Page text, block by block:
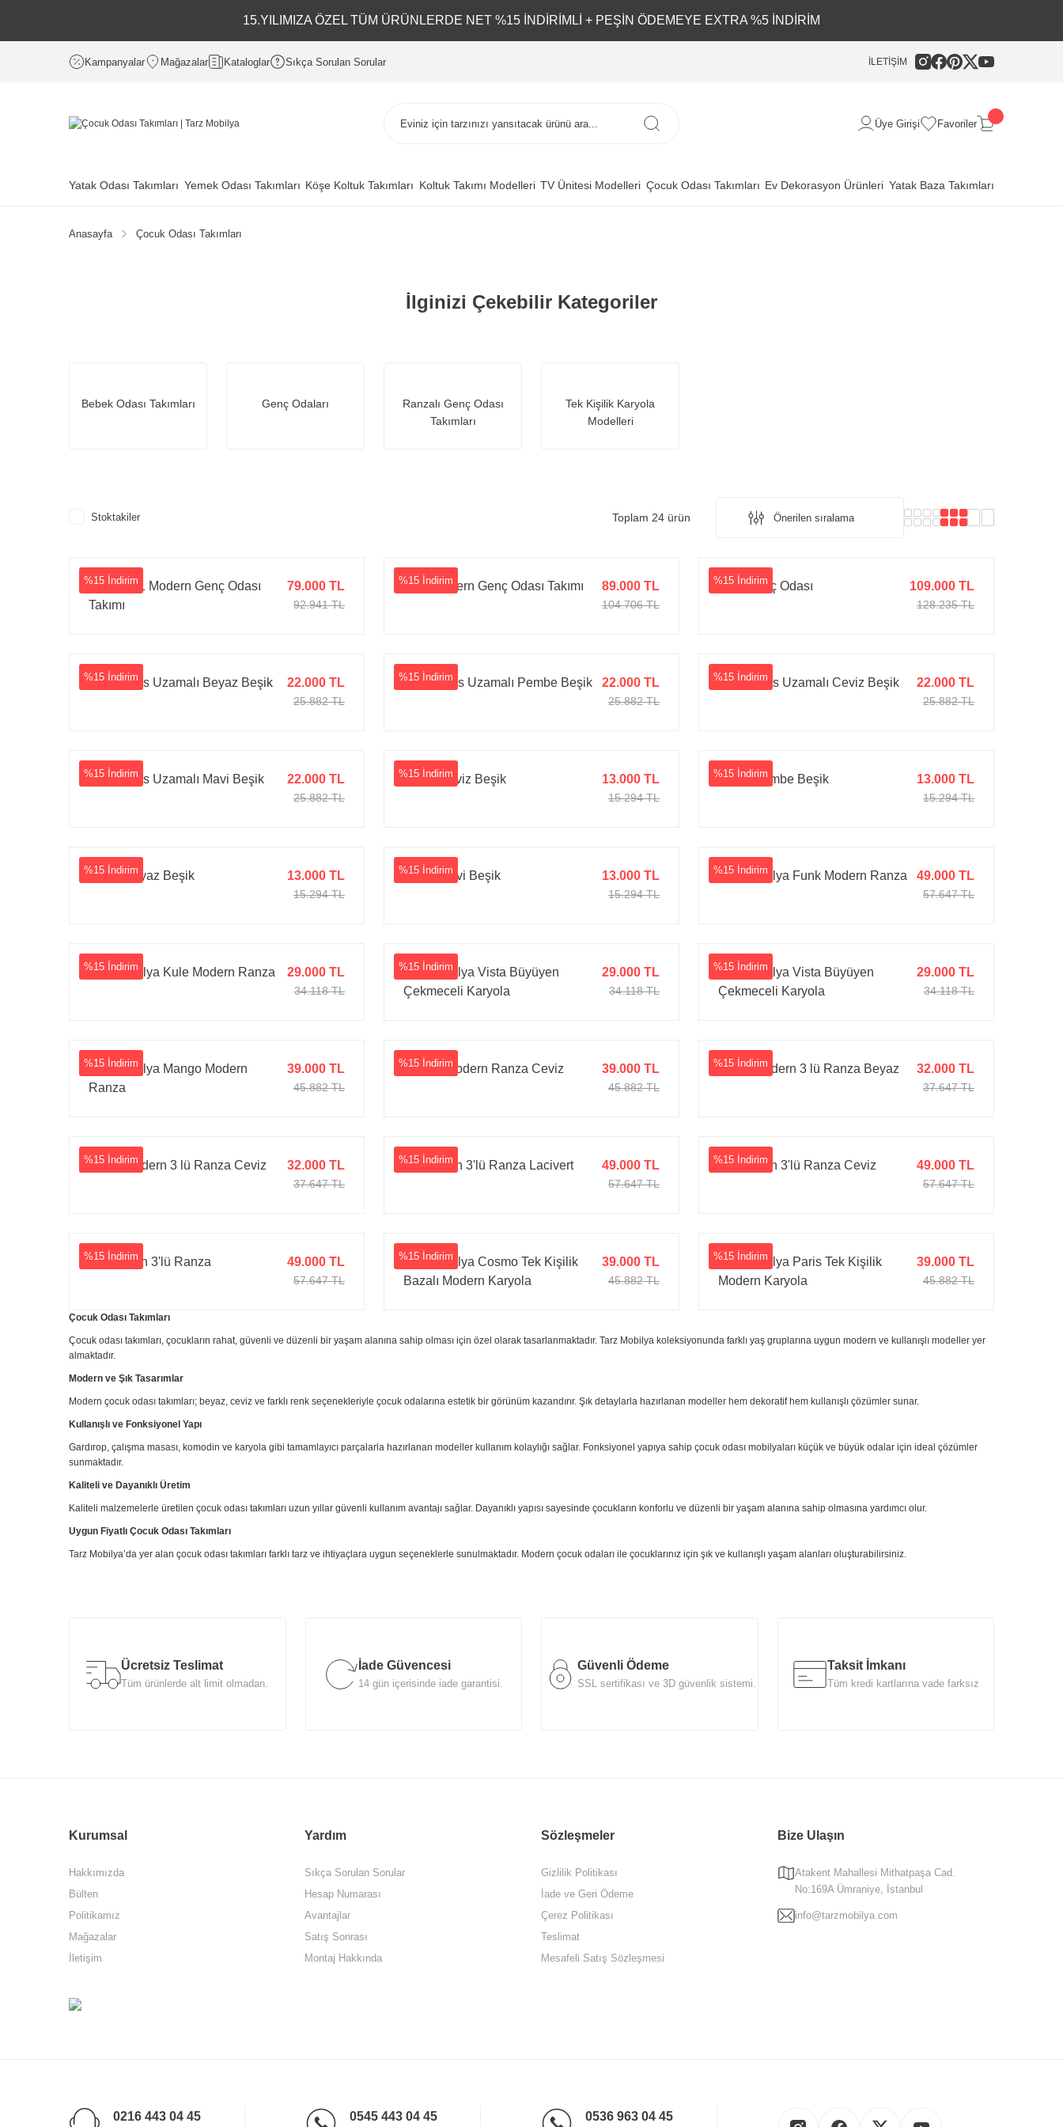
15.YILIMIZA ÖZEL TÜM ÜRÜNLERDE NET %15 İNDİRİMLİ + PEŞİN ÖDEMEYE EXTRA %5 İNDİRİM
Kampanyalar Mağazalar Kataloglar Sıkça Sorulan Sorular İLETİŞİM
Üye Girişi Favoriler
Yatak Odası Takımları Yemek Odası Takımları Köşe Koltuk Takımları Koltuk Takımı Modelleri TV Ünitesi Modelleri Çocuk Odası Takımları Ev Dekorasyon Ürünleri Yatak Baza Takımları
Anasayfa Çocuk Odası Takımları
İlginizi Çekebilir Kategoriler
Bebek Odası Takımları Genç Odaları
Ranzalı Genç Odası
Takımları
Tek Kişilik Karyola
Modelleri
Stoktakiler Toplam 24 ürün
%15 İndirim
Formula 1 Modern Genç Odası
Takımı
79.000 TL
92.941 TL
%15 İndirim
Suzi Modern Genç Odası Takımı 89.000 TL
104.706 TL
%15 İndirim
Enki Genç Odası 109.000 TL
128.235 TL
%15 İndirim
Ayata Plus Uzamalı Beyaz Beşik 22.000 TL
25.882 TL
%15 İndirim
Ayata Plus Uzamalı Pembe Beşik 22.000 TL
25.882 TL
%15 İndirim
Ayata Plus Uzamalı Ceviz Beşik 22.000 TL
25.882 TL
%15 İndirim
Ayata Plus Uzamalı Mavi Beşik 22.000 TL
25.882 TL
%15 İndirim
Ayata Ceviz Beşik 13.000 TL
15.294 TL
%15 İndirim
Ayata Pembe Beşik 13.000 TL
15.294 TL
%15 İndirim
Ayata Beyaz Beşik 13.000 TL
15.294 TL
%15 İndirim
Ayata Mavi Beşik 13.000 TL
15.294 TL
%15 İndirim
Tarz Mobilya Funk Modern Ranza 49.000 TL
57.647 TL
%15 İndirim
Tarz Mobilya Kule Modern Ranza 29.000 TL
34.118 TL
%15 İndirim
Tarz Mobilya Vista Büyüyen
Çekmeceli Karyola
29.000 TL
34.118 TL
%15 İndirim
Tarz Mobilya Vista Büyüyen
Çekmeceli Karyola
29.000 TL
34.118 TL
%15 İndirim
Tarz Mobilya Mango Modern
Ranza
39.000 TL
45.882 TL
%15 İndirim
Mango Modern Ranza Ceviz 39.000 TL
45.882 TL
%15 İndirim
Lunar Modern 3 lü Ranza Beyaz 32.000 TL
37.647 TL
%15 İndirim
Lunar Modern 3 lü Ranza Ceviz 32.000 TL
37.647 TL
%15 İndirim
Lil Modern 3'lü Ranza Lacivert 49.000 TL
57.647 TL
%15 İndirim
Lil Modern 3'lü Ranza Ceviz 49.000 TL
57.647 TL
%15 İndirim
Lil Modern 3'lü Ranza 49.000 TL
57.647 TL
%15 İndirim
Tarz Mobilya Cosmo Tek Kişilik
Bazalı Modern Karyola
39.000 TL
45.882 TL
%15 İndirim
Tarz Mobilya Paris Tek Kişilik
Modern Karyola
39.000 TL
45.882 TL
Çocuk Odası Takımları
Çocuk odası takımları, çocukların rahat, güvenli ve düzenli bir yaşam alanına sahip olması için özel olarak tasarlanmaktadır. Tarz Mobilya koleksiyonunda farklı yaş gruplarına uygun modern ve kullanışlı modeller yer
almaktadır.
Modern ve Şık Tasarımlar
Modern çocuk odası takımları; beyaz, ceviz ve farklı renk seçenekleriyle çocuk odalarına estetik bir görünüm kazandırır. Şık detaylarla hazırlanan modeller hem dekoratif hem kullanışlı çözümler sunar.
Kullanışlı ve Fonksiyonel Yapı
Gardırop, çalışma masası, komodin ve karyola gibi tamamlayıcı parçalarla hazırlanan modeller kullanım kolaylığı sağlar. Fonksiyonel yapıya sahip çocuk odası mobilyaları küçük ve büyük odalar için ideal çözümler
sunmaktadır.
Kaliteli ve Dayanıklı Üretim
Kaliteli malzemelerle üretilen çocuk odası takımları uzun yıllar güvenli kullanım avantajı sağlar. Dayanıklı yapısı sayesinde çocukların konforlu ve düzenli bir yaşam alanına sahip olmasına yardımcı olur.
Uygun Fiyatlı Çocuk Odası Takımları
Tarz Mobilya’da yer alan çocuk odası takımları farklı tarz ve ihtiyaçlara uygun seçeneklerle sunulmaktadır. Modern çocuk odaları ile çocuklarınız için şık ve kullanışlı yaşam alanları oluşturabilirsiniz.
Ücretsiz Teslimat
Tüm ürünlerde alt limit olmadan.
İade Güvencesi
14 gün içerisinde iade garantisi.
Güvenli Ödeme
SSL sertifikası ve 3D güvenlik sistemi.
Taksit İmkanı
Tüm kredi kartlarına vade farksız
Kurumsal
Hakkımızda
Bülten
Politikamız
Mağazalar
İletişim
Yardım
Sıkça Sorulan Sorular
Hesap Numarası
Avantajlar
Satış Sonrası
Montaj Hakkında
Sözleşmeler
Gizlilik Politikası
İade ve Geri Ödeme
Çerez Politikası
Teslimat
Mesafeli Satış Sözleşmesi
Bize Ulaşın
Atakent Mahallesi Mithatpaşa Cad.
No:169A Ümraniye, İstanbul
info@tarzmobilya.com
0216 443 04 45 0545 443 04 45 0536 963 04 45